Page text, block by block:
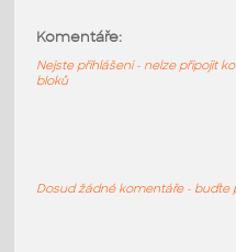
F3D Potrubí
STAINLESS
Komentáře:
Nejste přihlášeni - nelze připojit
bloků
Dosud žádné komentáře - buďte